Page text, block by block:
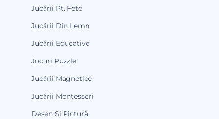
Jucării Pt. Fete
Jucării Din Lemn
Jucării Educative
Jocuri Puzzle
Jucării Magnetice
Jucării Montessori
Desen Și Pictură